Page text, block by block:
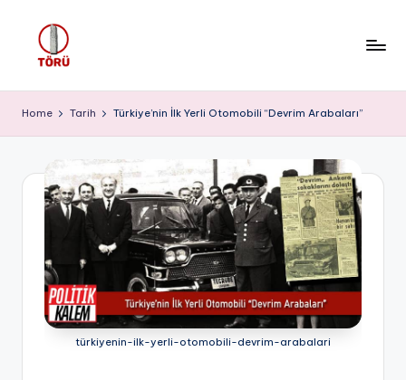
Ö
R
Ü
Home Tarih Türkiye’nin İlk Yerli Otomobili “Devrim Arabaları”
türkiyenin-ilk-yerli-otomobili-devrim-arabalari